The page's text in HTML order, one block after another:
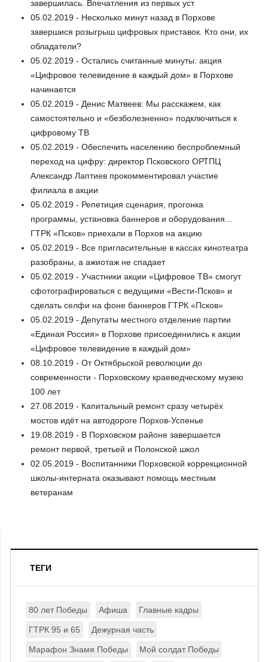
завершилась. Впечатления из первых уст
05.02.2019 - Несколько минут назад в Порхове
завершися розыгрыш цифровых приставок. Кто они, их
обладатели?
05.02.2019 - Остались считанные минуты: акция
«Цифровое телевидение в каждый дом» в Порхове
начинается
05.02.2019 - Денис Матвеев: Мы расскажем, как
самостоятельно и «безболезненно» подключиться к
цифровому ТВ
05.02.2019 - Обеспечить населению беспроблемный
переход на цифру: директор Псковского ОРТПЦ
Александр Лаптиев прокомментировал участие
филиала в акции
05.02.2019 - Репетиция сценария, прогонка
программы, установка баннеров и оборудования...
ГТРК «Псков» приехали в Порхов на акцию
05.02.2019 - Все пригласительные в кассах кинотеатра
разобраны, а ажиотаж не спадает
05.02.2019 - Участники акции «Цифровое ТВ» смогут
сфотографироваться с ведущими «Вести-Псков» и
сделать селфи на фоне баннеров ГТРК «Псков»
05.02.2019 - Депутаты местного отделение партии
«Единая Россия» в Порхове присоединились к акции
«Цифровое телевидение в каждый дом»
08.10.2019 - От Октябрьской революции до
современности - Порховскому краеведческому музею
100 лет
27.08.2019 - Капитальный ремонт сразу четырёх
мостов идёт на автодороге Порхов-Успенье
19.08.2019 - В Порховском районе завершается
ремонт первой, третьей и Полонской школ
02.05.2019 - Воспитанники Порховской коррекционной
школы-интерната оказывают помощь местным
ветеранам
ТЕГИ
80 лет Победы Афиша Главные кадры
ГТРК 95 и 65 Дежурная часть
Марафон Знамя Победы Мой солдат Победы